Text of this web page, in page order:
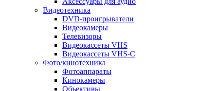
Видеотехника
DVD-проигрыватели
Видеокамеры
Телевизоры
Видеокассеты VHS
Видеокассеты VHS-C
Фото/кинотехника
Фотоаппараты
Кинокамеры
Объективы